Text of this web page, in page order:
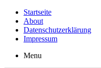
Startseite
About
Datenschutzerklärung
Impressum
Menu